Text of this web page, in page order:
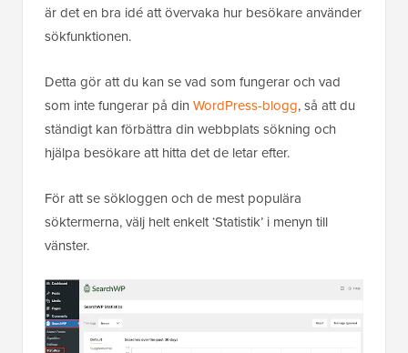
är det en bra idé att övervaka hur besökare använder
sökfunktionen.
Detta gör att du kan se vad som fungerar och vad
som inte fungerar på din WordPress-blogg, så att du
ständigt kan förbättra din webbplats sökning och
hjälpa besökare att hitta det de letar efter.
För att se sökloggen och de mest populära
söktermerna, välj helt enkelt ‘Statistik’ i menyn till
vänster.